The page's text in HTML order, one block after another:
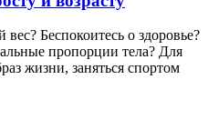
Беспокоитесь о здоровье?
пропорции тела? Для
жизни, заняться спортом